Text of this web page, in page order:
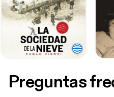
Preguntas